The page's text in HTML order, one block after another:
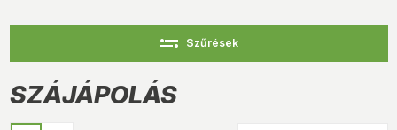
SZÁJÁPOLÁS
Szűrések